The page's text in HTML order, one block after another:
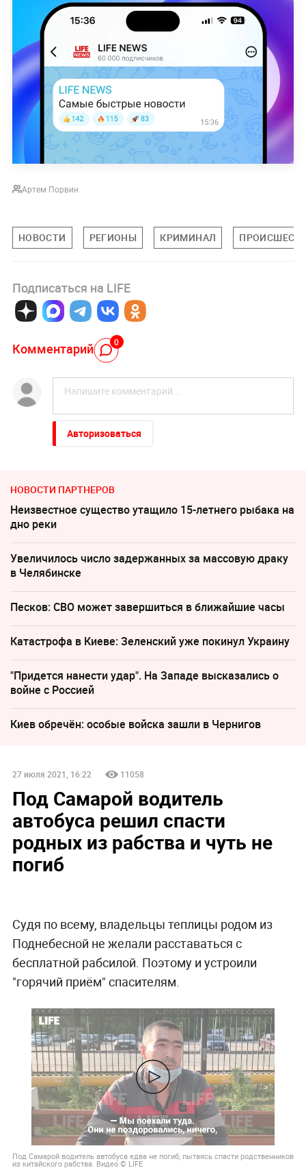
Артем Порвин
НОВОСТИ РЕГИОНЫ КРИМИНАЛ
Подписаться на LIFE
Комментарий 0
Авторизоваться
НОВОСТИ ПАРТНЕРОВ
Неизвестное существо утащило 15-летнего рыбака на
дно реки
Увеличилось число задержанных за массовую драку
в Челябинске
Песков: СВО может завершиться в ближайшие часы
Катастрофа в Киеве: Зеленский уже покинул Украину
"Придется нанести удар". На Западе высказались о
войне с Россией
Киев обречён: особые войска зашли в Чернигов
27 июля 2021, 16:22 11058
Под Самарой водитель
автобуса решил спасти
родных из рабства и чуть не
погиб
Судя по всему, владельцы теплицы родом из
Поднебесной не желали расставаться с
бесплатной рабсилой. Поэтому и устроили
"горячий приём" спасителям.
Под Самарой водитель автобуса едва не погиб, пытаясь спасти родственников
из китайского рабства. Видео © LIFE